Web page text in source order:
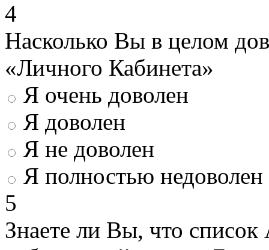
4
Насколько Вы в целом
«Личного Кабинета»
Я очень доволен
Я доволен
Я не доволен
Я полностью недоволен
5
Знаете ли Вы, что